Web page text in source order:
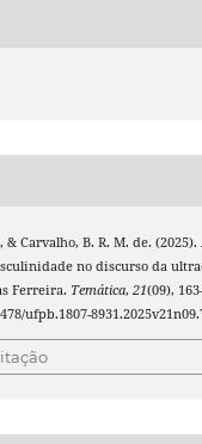
Carvalho, B. R. M. de.
no discurso da
Ferreira. Temática, 21(09),
ufpb.1807-